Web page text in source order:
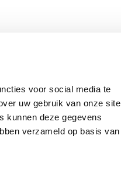
voor social media te
uw gebruik van onze site
kunnen deze gegevens
verzameld op basis van